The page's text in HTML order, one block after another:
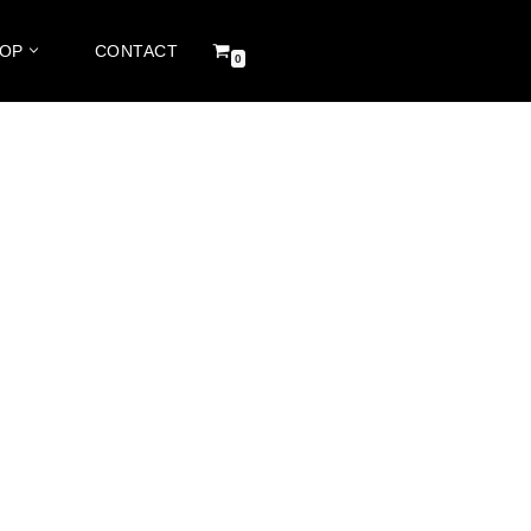
CONTACT 0